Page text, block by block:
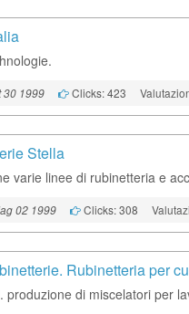
30 1999 Clicks: 423
Stella
varie linee di rubinetteria e
02 1999 Clicks: 308
Rubinetteria per
produzione di miscelatori per